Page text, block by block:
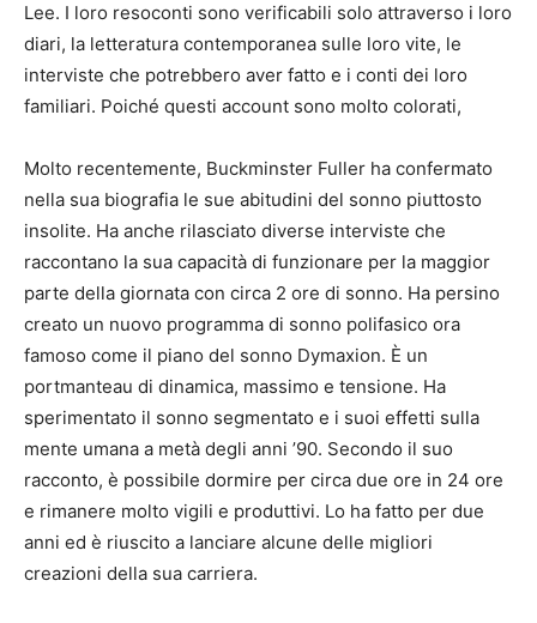
Lee. I loro resoconti sono verificabili solo attraverso i loro
diari, la letteratura contemporanea sulle loro vite, le
interviste che potrebbero aver fatto e i conti dei loro
familiari. Poiché questi account sono molto colorati,
Molto recentemente, Buckminster Fuller ha confermato
nella sua biografia le sue abitudini del sonno piuttosto
insolite. Ha anche rilasciato diverse interviste che
raccontano la sua capacità di funzionare per la maggior
parte della giornata con circa 2 ore di sonno. Ha persino
creato un nuovo programma di sonno polifasico ora
famoso come il piano del sonno Dymaxion. È un
portmanteau di dinamica, massimo e tensione. Ha
sperimentato il sonno segmentato e i suoi effetti sulla
mente umana a metà degli anni ’90. Secondo il suo
racconto, è possibile dormire per circa due ore in 24 ore
e rimanere molto vigili e produttivi. Lo ha fatto per due
anni ed è riuscito a lanciare alcune delle migliori
creazioni della sua carriera.